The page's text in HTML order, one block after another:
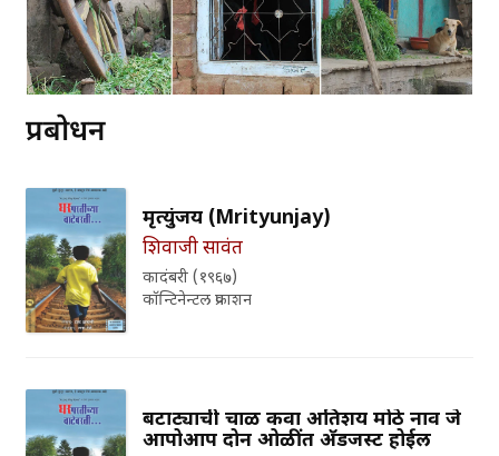
प्रबोधन
मृत्युंजय (Mrityunjay)
शिवाजी सावंत
कादंबरी (१९६७)
कॉन्टिनेन्टल प्रकाशन
बटाट्याची चाळ किंवा अतिशय मोठे नाव जे
आपोआप दोन ओळींत अ‍ॅडजस्ट होईल